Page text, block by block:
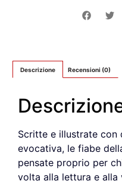
Descrizione Recensioni (0)
Scritte e illustrate con
evocativa, le fiabe
pensate proprio per
volta alla lettura e alla